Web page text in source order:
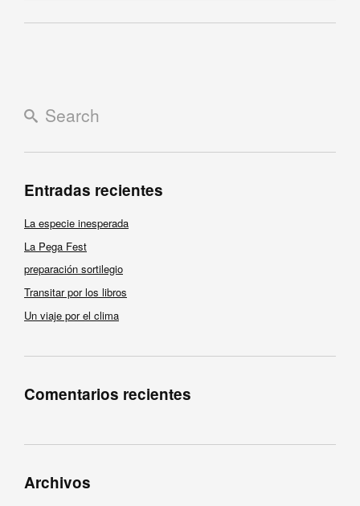
Entradas recientes
La especie inesperada
La Pega Fest
preparación sortilegio
Transitar por los libros
Un viaje por el clima
Comentarios recientes
Archivos